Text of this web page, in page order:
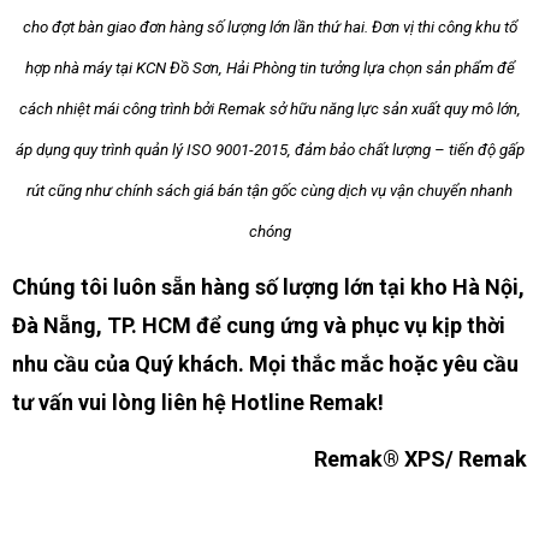
cho đợt bàn giao đơn hàng số lượng lớn lần thứ hai. Đơn vị thi công khu tổ
hợp nhà máy tại KCN Đồ Sơn, Hải Phòng tin tưởng lựa chọn sản phẩm để
cách nhiệt mái công trình bởi Remak sở hữu năng lực sản xuất quy mô lớn,
áp dụng quy trình quản lý ISO 9001-2015, đảm bảo chất lượng – tiến độ gấp
rút cũng như chính sách giá bán tận gốc cùng dịch vụ vận chuyển nhanh
chóng
Chúng tôi luôn sẵn hàng số lượng lớn tại kho Hà Nội,
Đà Nẵng, TP. HCM để cung ứng và phục vụ kịp thời
nhu cầu của Quý khách. Mọi thắc mắc hoặc yêu cầu
tư vấn vui lòng liên hệ Hotline Remak!
Remak® XPS/ Remak